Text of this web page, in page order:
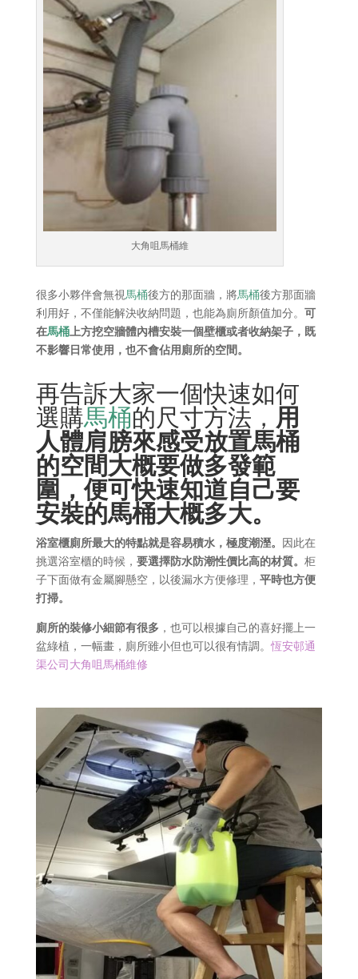
大角咀馬桶維
很多小夥伴會無視馬桶後方的那面牆，將馬桶後方那面牆
利用好，不僅能解決收納問題，也能為廁所顏值加分。 可
在馬桶上方挖空牆體內槽安裝一個壁櫃或者收納架子，既
不影響日常使用，也不會佔用廁所的空間。
再告訴大家一個快速如何
選購馬桶的尺寸方法， 用
人體肩膀來感受放置馬桶
的空間大概要做多發範
圍，便可快速知道自己要
安裝的馬桶大概多大。
浴室櫃廁所最大的特點就是容易積水，極度潮溼。
因此在
挑選浴室櫃的時候， 要選擇防水防潮性價比高的材質。 柜
子下面做有金屬腳懸空，以後漏水方便修理， 平時也方便
打掃。
廁所的裝修小細節有很多，也可以根據自己的喜好擺上一
盆綠植，一幅畫，廁所雖小但也可以很有情調。恆安邨通
渠公司大角咀馬桶維修